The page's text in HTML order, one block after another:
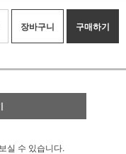
장바구니 구매하기
실 수 있습니다.